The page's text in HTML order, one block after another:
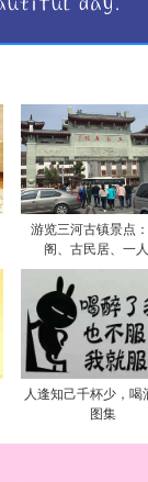
游览三河古镇景点
阁、古民居、一
人逢知己千杯少，喝
图集